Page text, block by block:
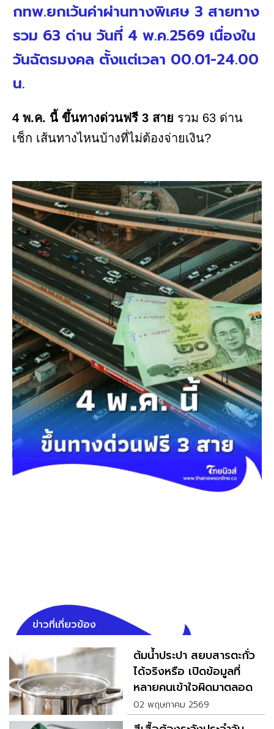
กทพ.ยกเว้นค่าผ่านทางพิเศษ 3 สายทาง
รวม 63 ด่าน วันที่ 4 พ.ค.2569 เนื่องใน
วันฉัตรมงคล ตั้งแต่เวลา 00.01-24.00
น.
4 พ.ค. นี้ ขึ้นทางด่วนฟรี 3 สาย รวม 63 ด่าน
เช็ก เส้นทางไหนบ้างที่ไม่ต้องจ่ายเงิน?
ข่าวที่เกี่ยวข้อง
ต้มน้ำประปา สยบสารตะกั่ว
ได้จริงหรือ เปิดข้อมูลที่
หลายคนเข้าใจผิดมาตลอด
02 พฤษภาคม 2569